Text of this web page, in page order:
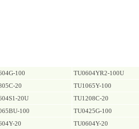
100
TU0604YR2-100U
20
TU1065Y-100
20U
TU1208C-20
100
TU0425G-100
20 TU0604Y-20